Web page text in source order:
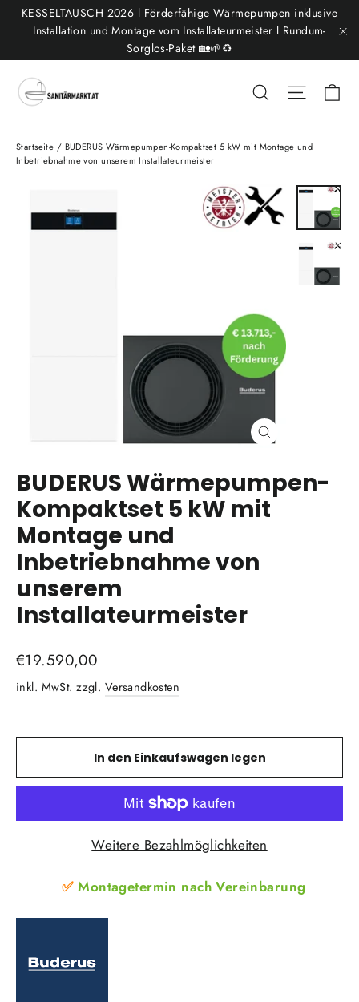
DirektKESSELTAUSCH 2026 l Förderfähige Wärmepumpen inklusive
Installation und Montage vom Installateurmeister l Rundum-
Sorglos-Paket 🏡🌱♻️
Suche
Startseite / BUDERUS Wärmepumpen-Kompaktset 5 kW mit Montage und
Inbetriebnahme von unserem Installateurmeister
Schließen
BUDERUS Wärmepumpen-
Kompaktset 5 kW mit
Montage und
Inbetriebnahme von
unserem
Installateurmeister
Normaler
Preis
€19.590,00
inkl. MwSt. zzgl. Versandkosten
In den Einkaufswagen legen
Weitere Bezahlmöglichkeiten
✅ Montagetermin nachVereinbarung